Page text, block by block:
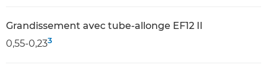
Grandissement avec tube-allonge EF12 II
0,55-0,233